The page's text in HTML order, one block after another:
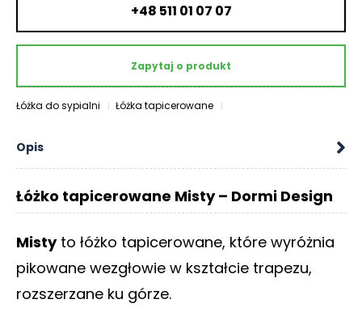
N
T
K
B
L
G
W
Y
+48 511 01 07 07
Zapytaj o produkt
Łóżka do sypialni Łóżka tapicerowane
Opis
Łóżko tapicerowane Misty – Dormi Design
Mistyto łóżko tapicerowane, które wyróżnia
pikowane wezgłowie w kształcie trapezu,
rozszerzane ku górze.